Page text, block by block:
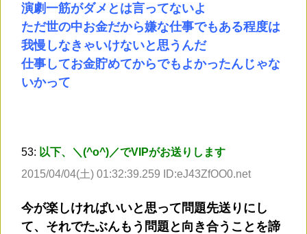
演劇一筋がダメとは言ってないよ
ただ世の中お金だから嫌な仕事でもある程度は
我慢しなきゃいけないと思うんだ
仕事してお金貯めてからでもよかったんじゃな
いかって
53: 以下、＼(^o^)／でVIPがお送りします
2015/04/04(土) 01:32:39.259 ID:eJ43ZfOO0.net
今が楽しければいいと思って問題先送りにし
て、それでたぶんもう問題と向き合うことを諦